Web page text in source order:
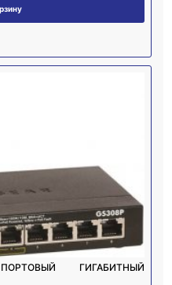
ГИГАБИТНЫЙ